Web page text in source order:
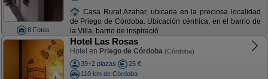
8 Fotos
Casa Rural Azahar, ubicada en la preciosa localidad
de Priego de Córdoba. Ubicación céntrica, en el barrio de
la Villa, barrio de inspiració ...
Hotel Las Rosas
Hotel en Priego de Córdoba (Córdoba)
39+2 plazas
25 €
110 km de Córdoba